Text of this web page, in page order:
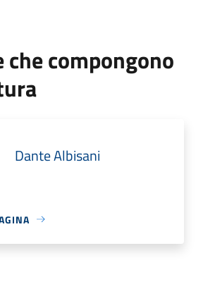
che compongono
Dante Albisani